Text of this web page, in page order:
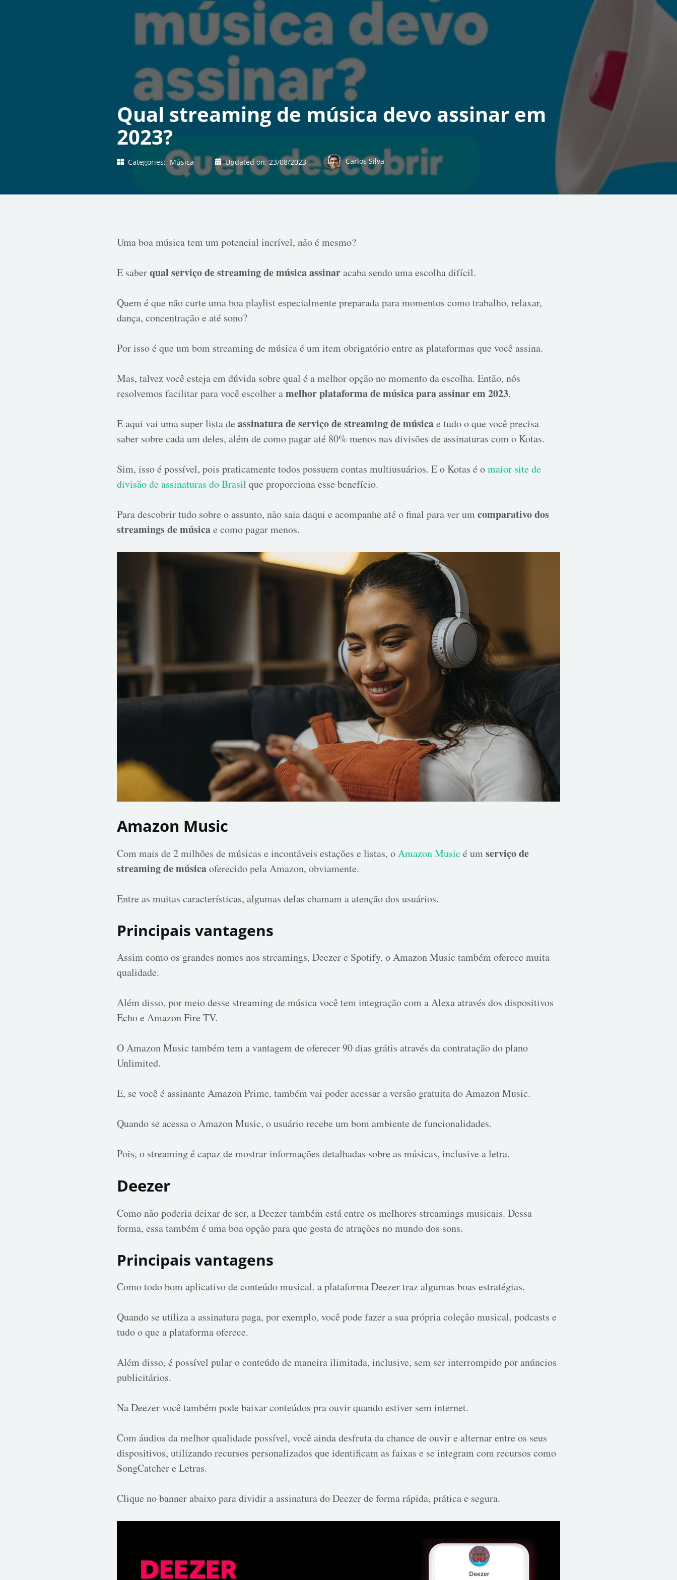
Qual streaming de música devo assinar em
2023?
Categories: Música Updated on:23/08/2023 Carlos Silva
Uma boa música tem um potencial incrível, não é mesmo?
E saberqual serviço de streaming de música assinaracaba sendo uma escolha difícil.
Quem é que não curte uma boa playlist especialmente preparada para momentos como trabalho, relaxar,
dança, concentração e até sono?
Por isso é que um bom streaming de música é um item obrigatório entre as plataformas que você assina.
Mas, talvez você esteja em dúvida sobre qual é a melhor opção no momento da escolha. Então, nós
resolvemos facilitar para você escolher amelhor plataforma de música para assinar em 2023.
E aqui vai uma super lista de assinatura de serviço de streaming de músicae tudo o que você precisa
saber sobre cada um deles, além de como pagar até 80% menos nas divisões de assinaturas com o Kotas.
Sim, isso é possível, pois praticamente todos possuem contas multiusuários. E o Kotas é omaior site de
divisão de assinaturas do Brasil que proporciona esse benefício.
Para descobrir tudo sobre o assunto, não saia daqui e acompanhe até o final para ver umcomparativo dos
streamings de músicae como pagar menos.
Amazon Music
Com mais de 2 milhões de músicas e incontáveis estações e listas, oAmazon Music é umserviço de
streaming de músicaoferecido pela Amazon, obviamente.
Entre as muitas características, algumas delas chamam a atenção dos usuários.
Principais vantagens
Assim como os grandes nomes nos streamings, Deezer e Spotify, o Amazon Music também oferece muita
qualidade.
Além disso, por meio desse streaming de música você tem integração com a Alexa através dos dispositivos
Echo e Amazon Fire TV.
O Amazon Music também tem a vantagem de oferecer 90 dias grátis através da contratação do plano
Unlimited.
E, se você é assinante Amazon Prime, também vai poder acessar a versão gratuita do Amazon Music.
Quando se acessa o Amazon Music, o usuário recebe um bom ambiente de funcionalidades.
Pois, o streaming é capaz de mostrar informações detalhadas sobre as músicas, inclusive a letra.
Deezer
Como não poderia deixar de ser, a Deezer também está entre os melhores streamings musicais. Dessa
forma, essa também é uma boa opção para que gosta de atrações no mundo dos sons.
Principais vantagens
Como todo bom aplicativo de conteúdo musical, a plataforma Deezer traz algumas boas estratégias.
Quando se utiliza a assinatura paga, por exemplo, você pode fazer a sua própria coleção musical, podcasts e
tudo o que a plataforma oferece.
Além disso, é possível pular o conteúdo de maneira ilimitada, inclusive, sem ser interrompido por anúncios
publicitários.
Na Deezer você também pode baixar conteúdos pra ouvir quando estiver sem internet.
Com áudios da melhor qualidade possível, você ainda desfruta da chance de ouvir e alternar entre os seus
dispositivos, utilizando recursos personalizados que identificam as faixas e se integram com recursos como
SongCatcher e Letras.
Clique no banner abaixo para dividir a assinatura do Deezer de forma rápida, prática e segura.